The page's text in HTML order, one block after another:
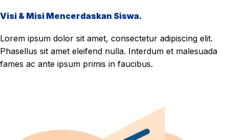
Visi & Misi Mencerdaskan Siswa.
Lorem ipsum dolor sit amet, consectetur adipiscing elit.
Phasellus sit amet eleifend nulla. Interdum et malesuada
fames ac ante ipsum primis in faucibus.